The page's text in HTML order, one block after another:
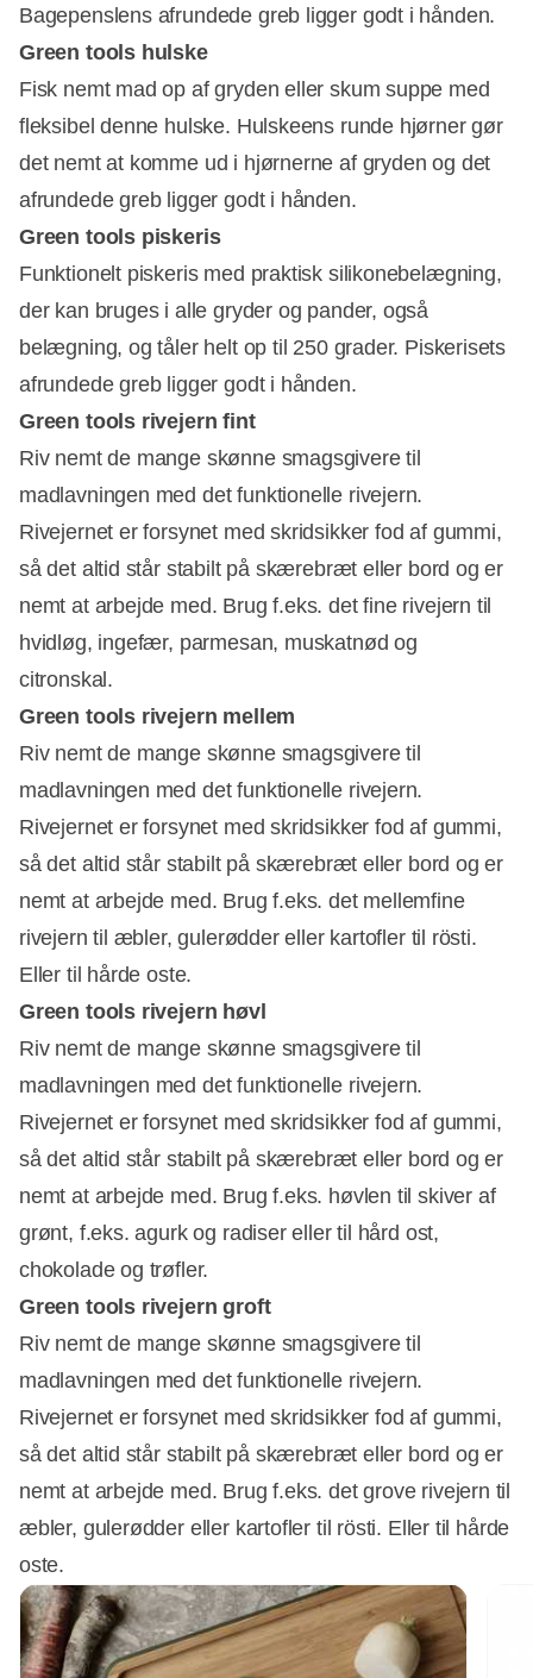
Bagepenslens afrundede greb ligger godt i hånden.
Green tools hulske
Fisk nemt mad op af gryden eller skum suppe med
fleksibel denne hulske. Hulskeens runde hjørner gør
det nemt at komme ud i hjørnerne af gryden og det
afrundede greb ligger godt i hånden.
Green tools piskeris
Funktionelt piskeris med praktisk silikonebelægning,
der kan bruges i alle gryder og pander, også
belægning, og tåler helt op til 250 grader. Piskerisets
afrundede greb ligger godt i hånden.
Green tools rivejern fint
Riv nemt de mange skønne smagsgivere til
madlavningen med det funktionelle rivejern.
Rivejernet er forsynet med skridsikker fod af gummi,
så det altid står stabilt på skærebræt eller bord og er
nemt at arbejde med. Brug f.eks. det fine rivejern til
hvidløg, ingefær, parmesan, muskatnød og
citronskal.
Green tools rivejern mellem
Riv nemt de mange skønne smagsgivere til
madlavningen med det funktionelle rivejern.
Rivejernet er forsynet med skridsikker fod af gummi,
så det altid står stabilt på skærebræt eller bord og er
nemt at arbejde med. Brug f.eks. det mellemfine
rivejern til æbler, gulerødder eller kartofler til rösti.
Eller til hårde oste.
Green tools rivejern høvl
Riv nemt de mange skønne smagsgivere til
madlavningen med det funktionelle rivejern.
Rivejernet er forsynet med skridsikker fod af gummi,
så det altid står stabilt på skærebræt eller bord og er
nemt at arbejde med. Brug f.eks. høvlen til skiver af
grønt, f.eks. agurk og radiser eller til hård ost,
chokolade og trøfler.
Green tools rivejern groft
Riv nemt de mange skønne smagsgivere til
madlavningen med det funktionelle rivejern.
Rivejernet er forsynet med skridsikker fod af gummi,
så det altid står stabilt på skærebræt eller bord og er
nemt at arbejde med. Brug f.eks. det grove rivejern til
æbler, gulerødder eller kartofler til rösti. Eller til hårde
oste.